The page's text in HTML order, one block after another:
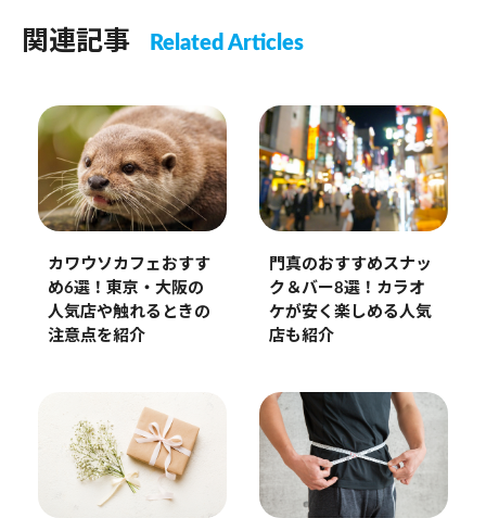
関連記事 Related Articles
カワウソカフェおすす
め6選！東京・大阪の
人気店や触れるときの
注意点を紹介
門真のおすすめスナッ
ク＆バー8選！カラオ
ケが安く楽しめる人気
店も紹介